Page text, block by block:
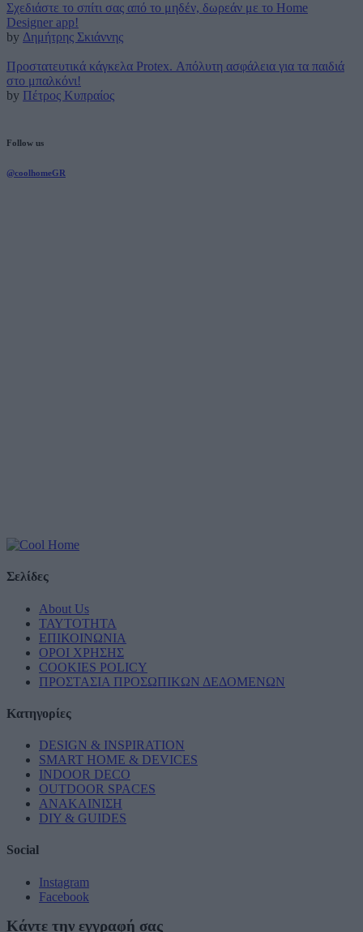
Σχεδιάστε το σπίτι σας από το μηδέν, δωρεάν με το Home
Designer app!
by Δημήτρης Σκιάννης
Προστατευτικά κάγκελα Protex. Απόλυτη ασφάλεια για τα παιδιά
στο μπαλκόνι!
by Πέτρος Κυπραίος
Follow us
@coolhomeGR
Σελίδες
About Us
ΤΑΥΤΟΤΗΤΑ
ΕΠΙΚΟΙΝΩΝΙΑ
ΟΡΟΙ ΧΡΗΣΗΣ
COOKIES POLICY
ΠΡΟΣΤΑΣΙΑ ΠΡΟΣΩΠΙΚΩΝ ΔΕΔΟΜΕΝΩΝ
Κατηγορίες
DESIGN & INSPIRATION
SMART HOME & DEVICES
INDOOR DECO
OUTDOOR SPACES
ΑΝΑΚΑΙΝΙΣΗ
DIY & GUIDES
Social
Instagram
Facebook
Κάντε την εγγραφή σας